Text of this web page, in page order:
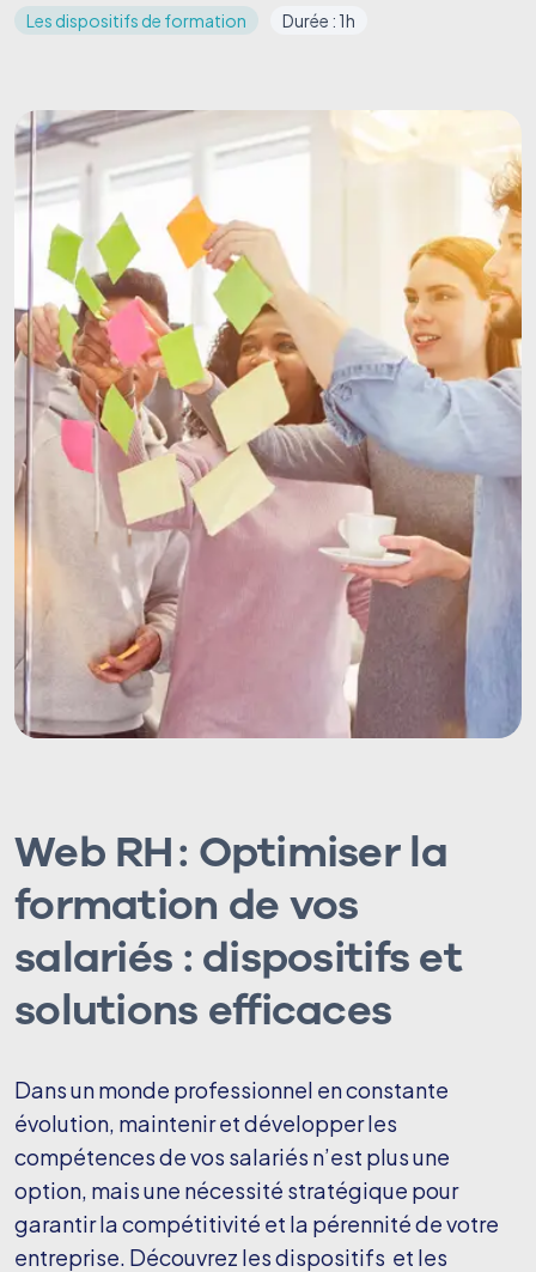
Les dispositifs de formation Durée : 1h
Web RH : Optimiser la
formation de vos
salariés : dispositifs et
solutions efficaces
Dans un monde professionnel en constante
évolution, maintenir et développer les
compétences de vos salariés n’est plus une
option, mais une nécessité stratégique pour
garantir la compétitivité et la pérennité de votre
entreprise. Découvrez les dispositifs et les